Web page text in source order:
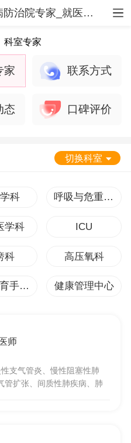
青岛市中心医院职业病防治院专家_就医指南
科室专家
家 联系方式
态 口碑评价
切换科室
科 呼吸与危重症医学科
学科 ICU
科 高压氧科
计划生育手术室 健康管理中心
师
支气管炎、慢性阻塞性肺
管扩张、间质性肺疾病、肺